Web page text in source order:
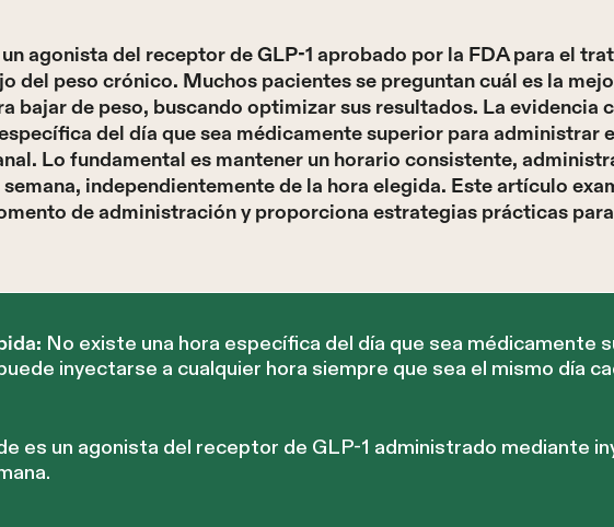
agonista del receptor de GLP-1 aprobado por la FDA para el
del peso crónico. Muchos pacientes se preguntan cuál es la
bajar de peso, buscando optimizar sus resultados. La evidencia
del día que sea médicamente superior para administrar
Lo fundamental es mantener un horario consistente,
independientemente de la hora elegida. Este artículo
de administración y proporciona estrategias prácticas
No existe una hora específica del día que sea médicamente
inyectarse a cualquier hora siempre que sea el mismo día
es un agonista del receptor de GLP-1 administrado mediante